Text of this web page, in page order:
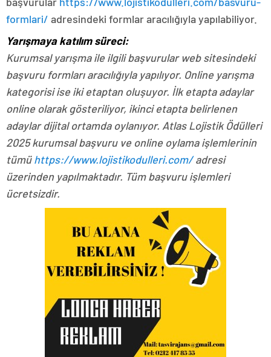
formlari/ adresindeki formlar aracılığıyla yapılabiliyor.
Yarışmaya katılım süreci:
Kurumsal yarışma ile ilgili başvurular web sitesindeki
başvuru formları aracılığıyla yapılıyor. Online yarışma
kategorisi ise iki etaptan oluşuyor. İlk etapta adaylar
online olarak gösteriliyor, ikinci etapta belirlenen
adaylar dijital ortamda oylanıyor. Atlas Lojistik Ödülleri
2025 kurumsal başvuru ve online oylama işlemlerinin
tümühttps://www.lojistikodulleri.com/adresi
üzerinden yapılmaktadır. Tüm başvuru işlemleri
ücretsizdir.